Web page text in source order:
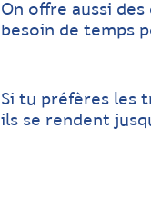
On offre aussi
besoin de temps
Si tu préfères les
ils se rendent